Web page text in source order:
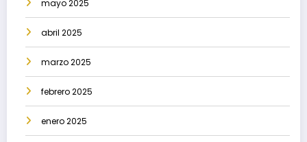
mayo 2025
abril 2025
marzo 2025
febrero 2025
enero 2025